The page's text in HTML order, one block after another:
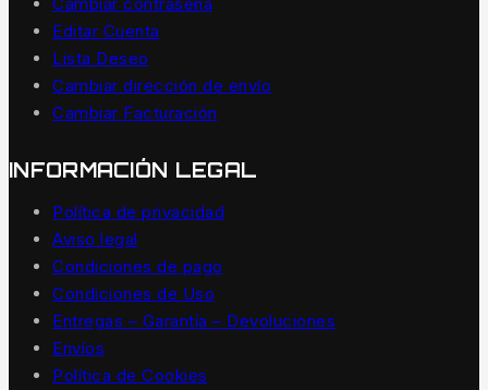
Editar Cuenta
Lista Deseo
Cambiar dirección de envío
Cambiar Facturación
INFORMACIÓN LEGAL
Política de privacidad
Aviso legal
Condiciones de pago
Condiciones de Uso
Entregas – Garantía – Devoluciones
Envíos
Política de Cookies